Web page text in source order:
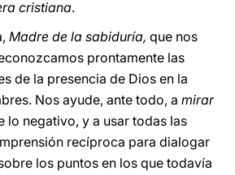
cristiana.
Madre de la sabiduría, que nos
prontamente las
de la presencia de Dios en la
Nos ayude, ante todo, a mirar
lo negativo, y a usar todas las
recíproca para dialogar
los puntos en los que todavía